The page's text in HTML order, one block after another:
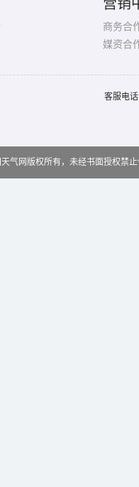
营销
商务合
媒资合
客服电
天气网版权所有，未经书面授权